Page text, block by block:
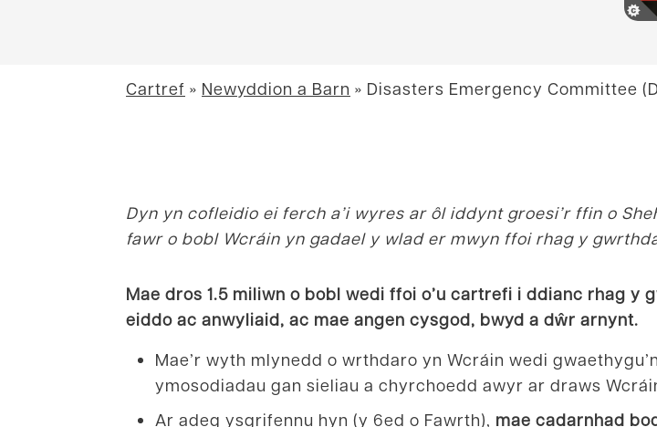
Cartref » Newyddion a Barn » Disasters Emergency Committee
Dyn yn cofleidio ei ferch a’i wyres ar ôl iddynt groesi’r ffin o
fawr o bobl Wcráin yn gadael y wlad er mwyn ffoi rhag y
Mae dros 1.5 miliwn o bobl wedi ffoi o’u cartrefi i ddianc rhag y
eiddo ac anwyliaid, ac mae angen cysgod, bwyd a dŵr arnynt.
Mae’r wyth mlynedd o wrthdaro yn Wcráin wedi
ymosodiadau gan sieliau a chyrchoedd awyr ar draws
Ar adeg ysgrifennu hyn (y 6ed o Fawrth), mae cadarnhad